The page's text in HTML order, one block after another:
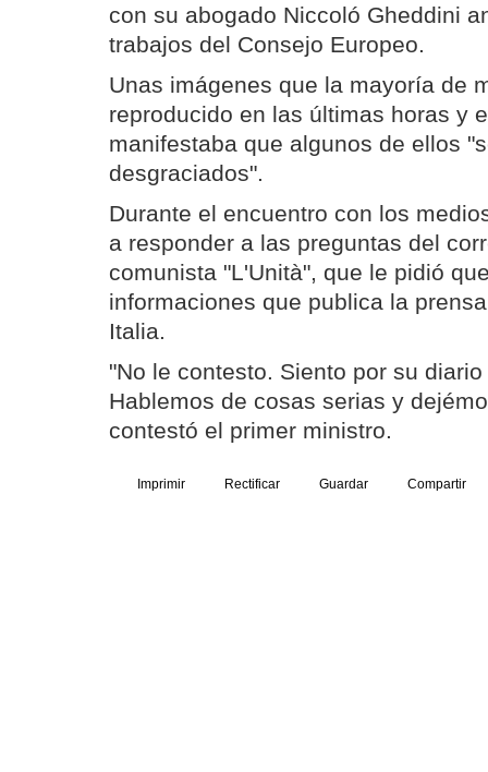
con su abogado Niccoló Gheddini
trabajos del Consejo Europeo.
Unas imágenes que la mayoría de
reproducido en las últimas horas y
manifestaba que algunos de ellos
desgraciados".
Durante el encuentro con los
a responder a las preguntas del
comunista "L'Unità", que le pidió
informaciones que publica la
Italia.
"No le contesto. Siento por su
Hablemos de cosas serias y
contestó el primer ministro.
Imprimir Rectificar Guardar Compartir